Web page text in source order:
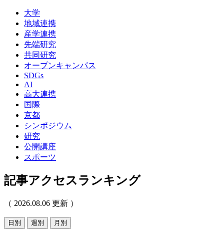
大学
地域連携
産学連携
先端研究
共同研究
オープンキャンパス
SDGs
AI
高大連携
国際
京都
シンポジウム
研究
公開講座
スポーツ
記事アクセスランキング
（ 2026.08.06 更新 ）
日別 週別 月別